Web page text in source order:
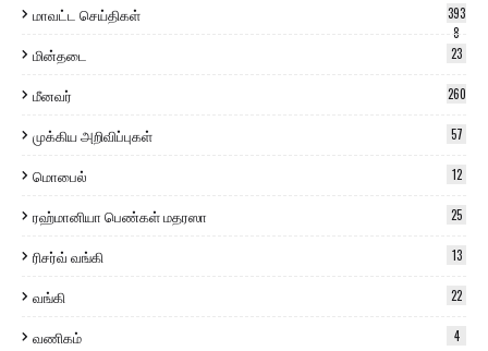
மாவட்ட செய்திகள்
393
8
மின்தடை 23
மீனவர் 260
முக்கிய அறிவிப்புகள் 57
மொபைல் 12
ரஹ்மானியா பெண்கள் மதரஸா 25
ரிசர்வ் வங்கி 13
வங்கி 22
வணிகம் 4